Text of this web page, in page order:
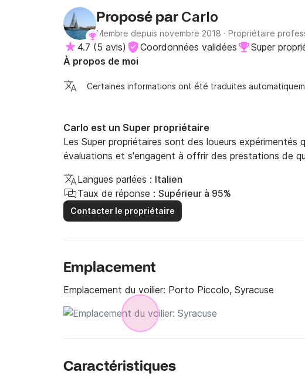
Proposé par Carlo
Membre depuis novembre 2018 · Propriétaire
4.7 (5 avis) Coordonnées validées
Super
À propos de moi
Certaines informations ont été traduites
Carlo est un Super propriétaire
Les Super propriétaires sont des loueurs
évaluations et s'engagent à offrir des prestations de
Langues parlées : Italien
Taux de réponse : Supérieur à 95%
Contacter le propriétaire
Emplacement
Emplacement du voilier: Porto Piccolo, Syracuse
Caractéristiques